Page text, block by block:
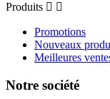
Produits  
Promotions
Nouveaux
Meilleures
Notre société